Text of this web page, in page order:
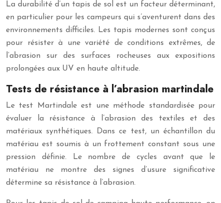
La durabilité d’un tapis de sol est un facteur déterminant,
en particulier pour les campeurs qui s’aventurent dans des
environnements difficiles. Les tapis modernes sont conçus
pour résister à une variété de conditions extrêmes, de
l’abrasion sur des surfaces rocheuses aux expositions
prolongées aux UV en haute altitude.
Tests de résistance à l’abrasion martindale
Le test Martindale est une méthode standardisée pour
évaluer la résistance à l’abrasion des textiles et des
matériaux synthétiques. Dans ce test, un échantillon du
matériau est soumis à un frottement constant sous une
pression définie. Le nombre de cycles avant que le
matériau ne montre des signes d’usure significative
détermine sa résistance à l’abrasion.